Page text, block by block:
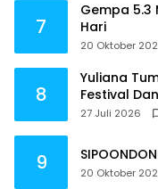
7
Gempa 5.3
Hari
20 Oktober
8
Yuliana
Festival
Harus Jadi
27 Juli 2026
9 20 Oktober